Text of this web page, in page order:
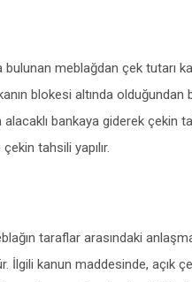
meblağdan çek tutarı
blokesi altında
bankaya giderek çekin
tahsili yapılır.
taraflar arasındaki
İlgili kanun maddesinde, açık